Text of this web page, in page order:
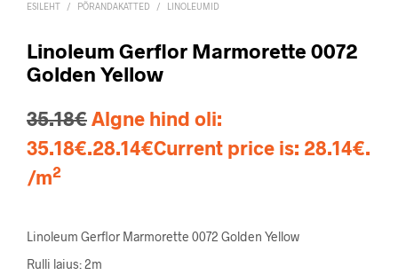
ESILEHT / PÕRANDAKATTED / LINOLEUMID
Linoleum Gerflor Marmorette 0072
Golden Yellow
35.18€Algne hind oli:
35.18€.28.14€Current price is: 28.14€.
/m2
Linoleum Gerflor Marmorette 0072 Golden Yellow
Rulli laius: 2m